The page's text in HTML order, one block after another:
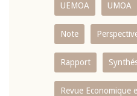
UEMOA UMOA
Note
Rapport
Revue Economique